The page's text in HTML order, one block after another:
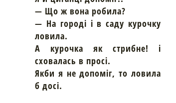
— Що ж вона робила?
— На городі і в саду курочку
ловила.
А курочка як стрибне! і
сховалась в просі.
Якби я не допоміг, то ловила
б досі.